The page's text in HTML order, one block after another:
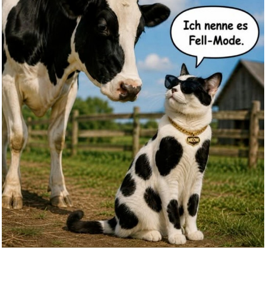
CRESSI seit 1946 - Joghi Kid S...
Anzeige